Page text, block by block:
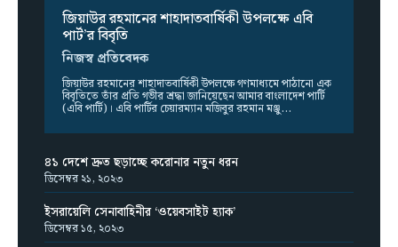
জিয়াউর রহমানের শাহাদাতবার্ষিকী উপলক্ষে এবি
পার্ট’র বিবৃতি
নিজস্ব প্রতিবেদক
জিয়াউর রহমানের শাহাদাতবার্ষিকী উপলক্ষে গণমাধ্যমে পাঠানো এক
বিবৃতিতে তাঁর প্রতি গভীর শ্রদ্ধা জানিয়েছেন আমার বাংলাদেশ পার্টি
(এবি পার্টি)। এবি পার্টির চেয়ারম্যান মজিবুর রহমান মঞ্জু...
৪১ দেশে দ্রুত ছড়াচ্ছে করোনার নতুন ধরন
ডিসেম্বর ২১, ২০২৩
ইসরায়েলি সেনাবাহিনীর ‘ওয়েবসাইট হ্যাক’
ডিসেম্বর ১৫, ২০২৩